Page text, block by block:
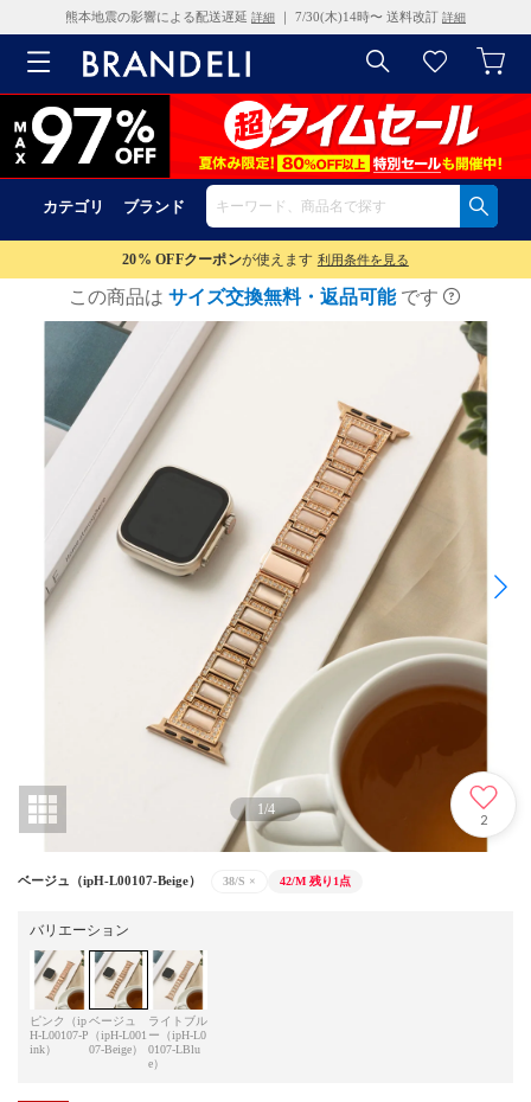
熊本地震の影響による配送遅延 詳細 ｜ 7/30(木)14時〜 送料改訂 詳細
カテゴリ ブランド
20% OFFクーポンが使えます 利用条件を見る
この商品は サイズ交換無料・返品可能 です
1/4
2
ベージュ（ipH-L00107-Beige） 38/S × 42/M 残り1点
バリエーション
ピンク（ip
H-L00107-P
ink）
ベージュ
（ipH-L001
07-Beige）
ライトブル
ー（ipH-L0
0107-LBlu
e）